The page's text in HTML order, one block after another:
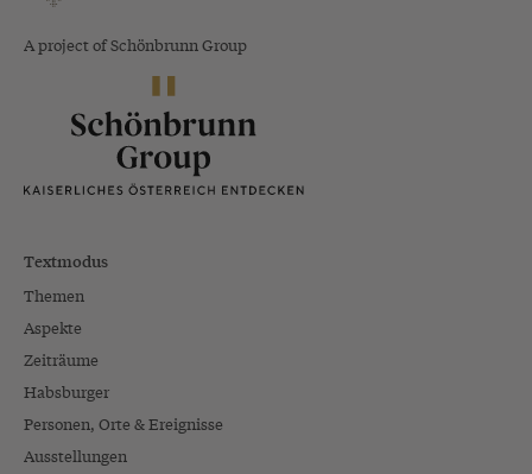
A project of Schönbrunn Group
Textmodus
Themen
Aspekte
Zeiträume
Habsburger
Personen, Orte & Ereignisse
Ausstellungen